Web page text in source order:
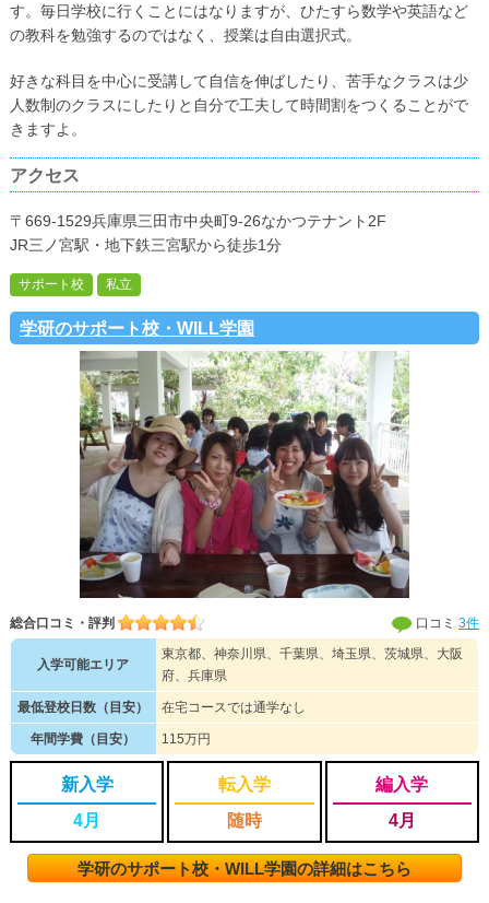
す。毎日学校に行くことにはなりますが、ひたすら数学や英語など
の教科を勉強するのではなく、授業は自由選択式。
好きな科目を中心に受講して自信を伸ばしたり、苦手なクラスは少
人数制のクラスにしたりと自分で工夫して時間割をつくることがで
きますよ。
アクセス
〒669-1529兵庫県三田市中央町9-26なかつテナント2F
JR三ノ宮駅・地下鉄三宮駅から徒歩1分
学研のサポート校・WILL学園
サポート校 私立
総合口コミ・評判 口コミ3件
入学可能エリア
東京都、神奈川県、千葉県、埼玉県、茨城県、大阪
府、兵庫県
最低登校日数（目安） 在宅コースでは通学なし
年間学費（目安） 115万円
新入学
4月
転入学
随時
編入学
4月
学研のサポート校・WILL学園の詳細はこちら